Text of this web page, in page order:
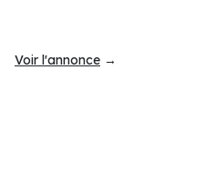
Voir l'annonce →